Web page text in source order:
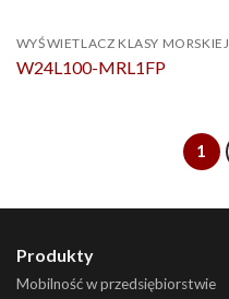
WYŚWIETLACZ KLASY MORSKIEJ
W24L100-MRL1FP
1
Produkty
Mobilność w przedsiębiorstwie